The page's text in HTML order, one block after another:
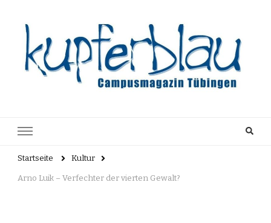
Archiv
Startseite Kultur
Arno Luik – Verfechter der vierten Gewalt?